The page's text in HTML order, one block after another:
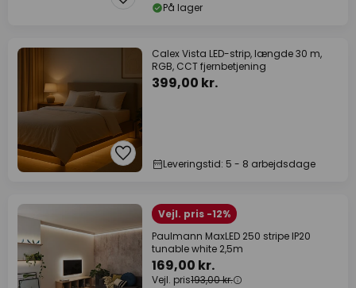
På lager
Calex Vista LED-strip, længde 30 m,
RGB, CCT fjernbetjening
399,00 kr.
Leveringstid: 5 - 8 arbejdsdage
Vejl. pris -12%
Paulmann MaxLED 250 stripe IP20
tunable white 2,5m
169,00 kr.
Vejl. pris193,00 kr.